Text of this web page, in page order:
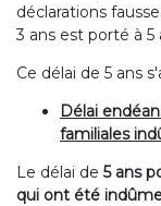
déclarations
3 ans est porté à 5
Ce délai de 5 ans
Délai
familiales
Le délai de 5 ans
qui ont été